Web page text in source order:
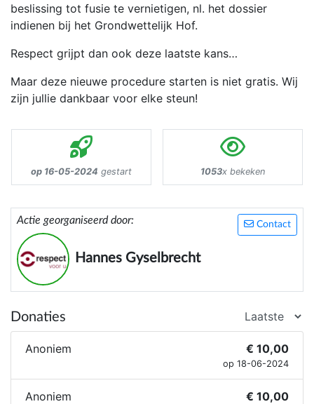
beslissing tot fusie te vernietigen, nl. het dossier
indienen bij het Grondwettelijk Hof.
Respect grijpt dan ook deze laatste kans…
Maar deze nieuwe procedure starten is niet gratis. Wij
zijn jullie dankbaar voor elke steun!
op 16-05-2024 gestart 1053x bekeken
Contact
Actie georganiseerd door:
Hannes Gyselbrecht
Donaties
Anoniem € 10,00
op 18-06-2024
Anoniem € 10,00